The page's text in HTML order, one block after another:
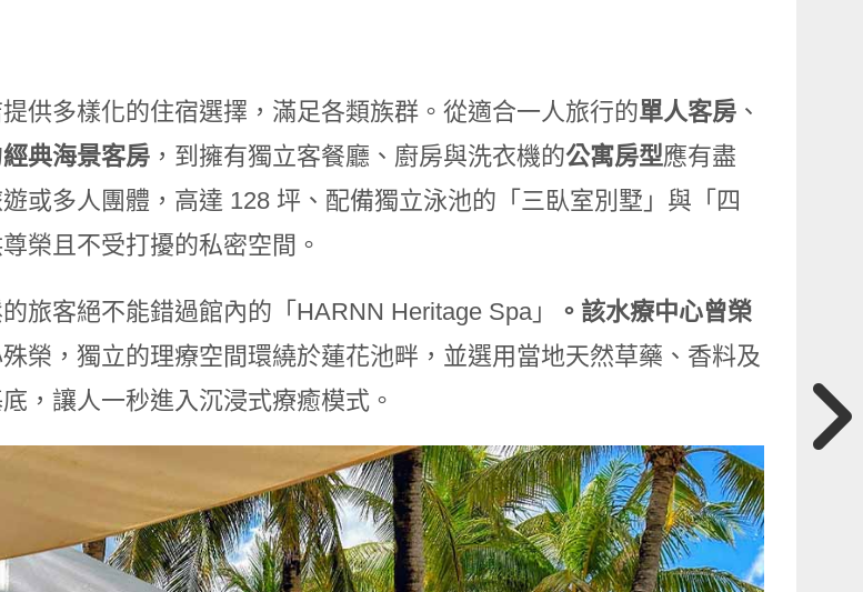
供多樣化的住宿選擇，滿足各類族群。從適合一人旅行的單人客房、
經典海景客房，到擁有獨立客餐廳、廚房與洗衣機的公寓房型應有盡
或多人團體，高達 128 坪、配備獨立泳池的「三臥室別墅」與「四
榮且不受打擾的私密空間。
旅客絕不能錯過館內的「HARNN Heritage Spa」
。該水療中心曾榮
榮，獨立的理療空間環繞於蓮花池畔，並選用當地天然草藥、香料及
，讓人一秒進入沉浸式療癒模式。